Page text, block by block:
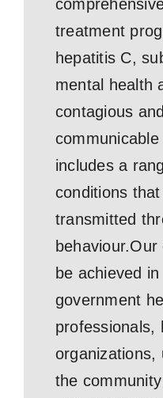
treatment
hepatitis C,
mental health
contagious
includes a
conditions
transmitted
be achieved
government
professionals,
organizations,
the